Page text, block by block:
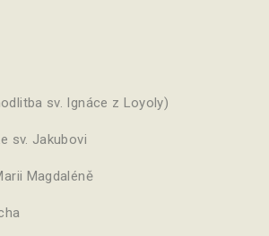
sv. Ignáce z Loyoly)
sv. Jakubovi
Magdaléně